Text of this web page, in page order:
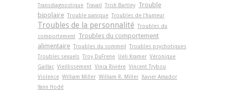
Transdiagnostique Travail Trish Bartley Trouble
bipolaire Trouble panique Troubles de l'humeur
Troubles de la personnalité Troubles du
comportement Troubles du comportement
alimentaire Troubles du sommeil
Troubles psychotiques
Troubles sexuels Troy DuFrene Ueli Kramer Véronique
Gaillac Vieillissement Vinca Rivière Vincent Trybou
Violence William Miller William R. Miller Xavier Amador
Yann Hodé